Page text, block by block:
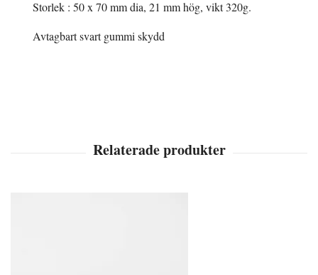
Storlek : 50 x 70 mm dia, 21 mm hög, vikt 320g.
Avtagbart svart gummi skydd